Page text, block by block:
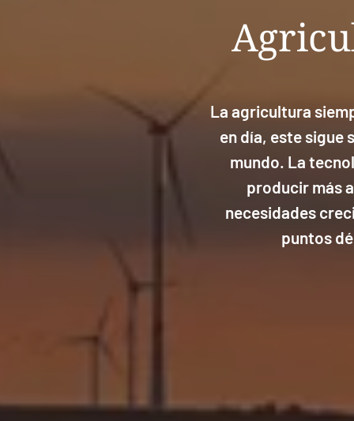
La agricultura
en día, este sigue
mundo. La
producir más
necesidades
puntos